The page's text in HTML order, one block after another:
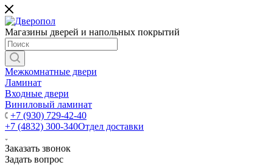
Магазины дверей и напольных покрытий
Межкомнатные двери
Ламинат
Входные двери
Виниловый ламинат
+7 (930) 729-42-40
+7 (4832) 300-340Отдел доставки
Заказать звонок
Задать вопрос